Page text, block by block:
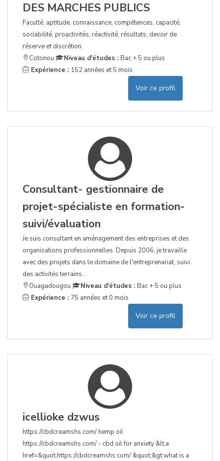
DES MARCHES PUBLICS
Faculté, aptitude, connaissance, compétences, capacité,
sociabilité, proactivités, réactivité, résultats, devoir de
réserve et discrétion.
Cotonou
Niveau d'études : Bac + 5 ou plus
Expérience : 152 années et 5 mois
Voir ce profil
Consultant- gestionnaire de
projet-spécialiste en formation-
suivi/évaluation
Je suis consultant en aménagement des entreprises et des
organisations professionnelles. Depuis 2006, je travaille
avec des projets dans le domaine de l'entreprenariat, suivi
des activités terrains...
Ouagadougou
Niveau d'études : Bac + 5 ou plus
Expérience : 75 années et 0 mois
Voir ce profil
icellioke dzwus
https://cbdcreamshs.com/ hemp oil
https://cbdcreamshs.com/ - cbd oil for anxiety &lt;a
href=&quot;https://cbdcreamshs.com/ &quot;&gt;what is a